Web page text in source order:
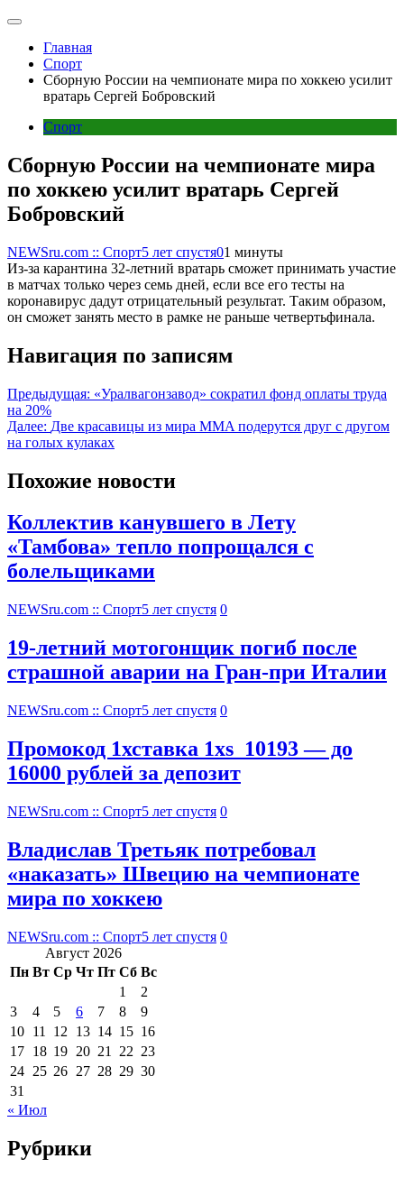
Главная
Спорт
Сборную России на чемпионате мира по хоккею усилит
вратарь Сергей Бобровский
Спорт
Сборную России на чемпионате мира
по хоккею усилит вратарь Сергей
Бобровский
NEWSru.com :: Спорт5 лет спустя01 минуты
Из-за карантина 32-летний вратарь сможет принимать участие
в матчах только через семь дней, если все его тесты на
коронавирус дадут отрицательный результат. Таким образом,
он сможет занять место в рамке не раньше четвертьфинала.
Навигация по записям
Предыдущая: «Уралвагонзавод» сократил фонд оплаты труда
на 20%
Далее: Две красавицы из мира MMA подерутся друг с другом
на голых кулаках
Похожие новости
Коллектив канувшего в Лету
«Тамбова» тепло попрощался с
болельщиками
NEWSru.com :: Спорт5 лет спустя 0
19-летний мотогонщик погиб после
страшной аварии на Гран-при Италии
NEWSru.com :: Спорт5 лет спустя 0
Промокод 1хставка 1xs_10193 — до
16000 рублей за депозит
NEWSru.com :: Спорт5 лет спустя 0
Владислав Третьяк потребовал
«наказать» Швецию на чемпионате
мира по хоккею
NEWSru.com :: Спорт5 лет спустя 0
Август 2026
Пн Вт Ср Чт Пт Сб Вс
1
2
3
4 5 6 7 8
9
10 11 12 13 14 15 16
17 18 19 20 21 22 23
24 25 26 27 28 29 30
31
« Июл
Рубрики